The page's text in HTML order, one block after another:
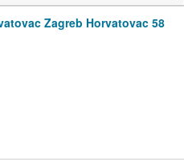
Zagreb Horvatovac 58